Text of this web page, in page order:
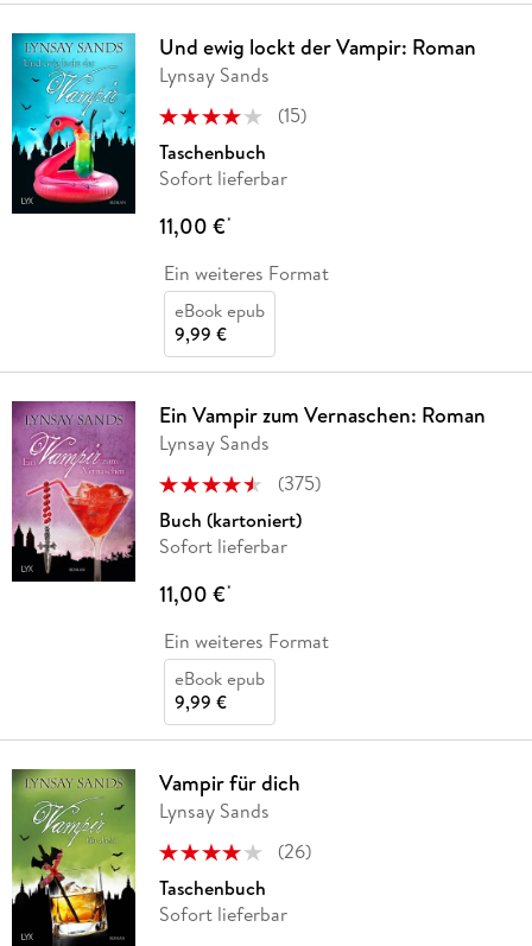
Und ewig lockt der Vampir: Roman
Lynsay Sands
(15)
Taschenbuch
Sofort lieferbar
11,00 €*
Ein weiteres Format
eBook epub
9,99 €
Ein Vampir zum Vernaschen: Roman
Lynsay Sands
(375)
Buch (kartoniert)
Sofort lieferbar
11,00 €*
Ein weiteres Format
eBook epub
9,99 €
Vampir für dich
Lynsay Sands
(26)
Taschenbuch
Sofort lieferbar